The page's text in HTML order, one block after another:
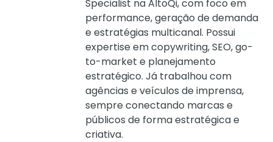
Specialist na AltoQi, com foco em
performance, geração de demanda
e estratégias multicanal. Possui
expertise em copywriting, SEO, go-
to-market e planejamento
estratégico. Já trabalhou com
agências e veículos de imprensa,
sempre conectando marcas e
públicos de forma estratégica e
criativa.